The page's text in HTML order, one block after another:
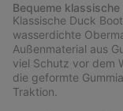
Bequeme
Klassische Duck
wasserdichte
Außenmaterial aus
viel Schutz vor dem
die geformte
Traktion.